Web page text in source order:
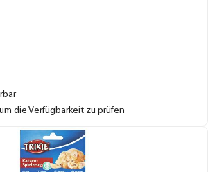
die Verfügbarkeit zu prüfen